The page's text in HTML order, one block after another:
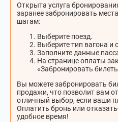
Открыта услуга
заранее забронировать
шагам:
Выберите поезд.
Выберите тип вагона и
Заполните данные
На странице оплаты
«Забронировать
Вы можете забронировать
продажи, что позволит вам
отличный выбор, если ваши
Оплатить бронь или
удобное время!